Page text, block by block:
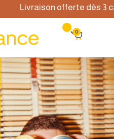
Livraison offerte dès 3
0